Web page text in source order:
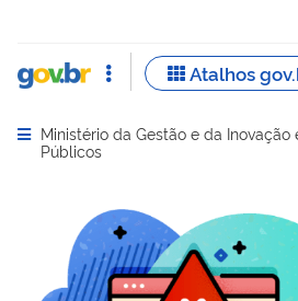
Abrir menu principal de
Ministério da Gestão e da Inovação
Públicos